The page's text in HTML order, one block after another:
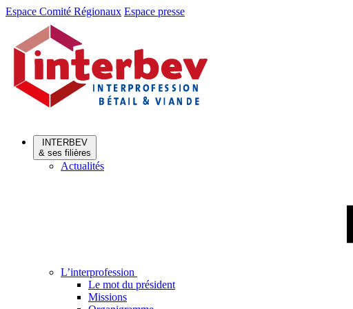
Aller
Aller
contenu
Espace Comité Régionaux Espace presse
INTERBEV
& ses filières
Actualités
L’interprofession
Le mot du président
Missions